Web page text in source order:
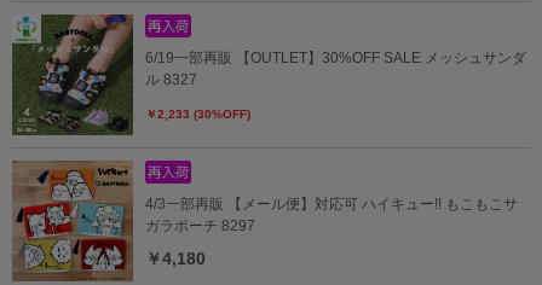
6/19一部再販 【OUTLET】30%OFF SALE メッシュサンダ
ル 8327
￥2,233 (30%OFF)
4/3一部再販 【メール便】対応可 ハイキュー!! もこもこサ
ガラポーチ 8297
￥4,180